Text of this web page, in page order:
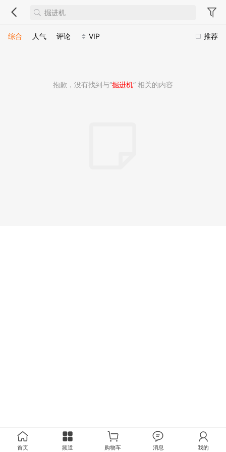
推荐
综合 人气 评论 VIP
抱歉，没有找到与“掘进机” 相关的内容
首页 频道 购物车 消息 我的